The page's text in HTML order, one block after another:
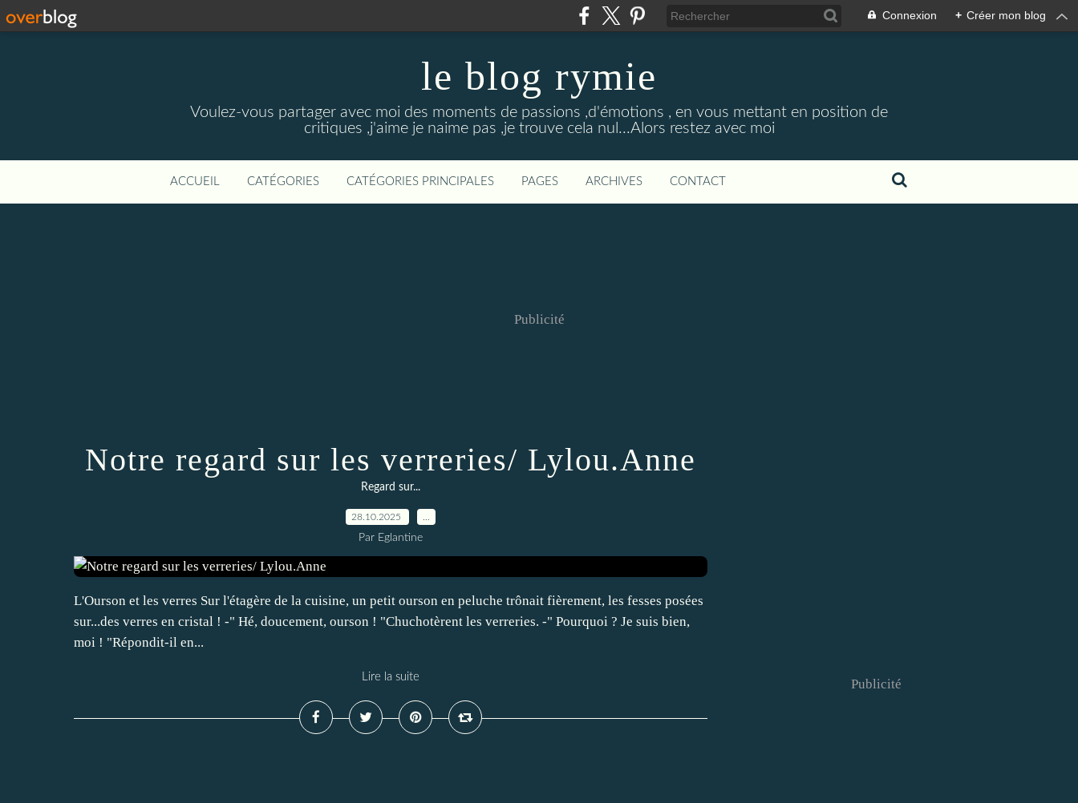
Connexion + Créer mon blog
le blog rymie
Voulez-vous partager avec moi des moments de passions ,d'émotions , en vous mettant en position de
critiques ,j'aime je naime pas ,je trouve cela nul...Alors restez avec moi
ACCUEIL CATÉGORIES CATÉGORIES PRINCIPALES PAGES ARCHIVES CONTACT
Publicité
Notre regard sur les verreries/ Lylou.Anne
Regard sur...
28.10.2025
Par Eglantine
L'Ourson et les verres Sur l'étagère de la cuisine, un petit ourson en peluche trônait fièrement, les fesses posées
sur...des verres en cristal ! -" Hé, doucement, ourson ! "Chuchotèrent les verreries. -" Pourquoi ? Je suis bien,
moi ! "Répondit-il en...
Lire la suite Publicité